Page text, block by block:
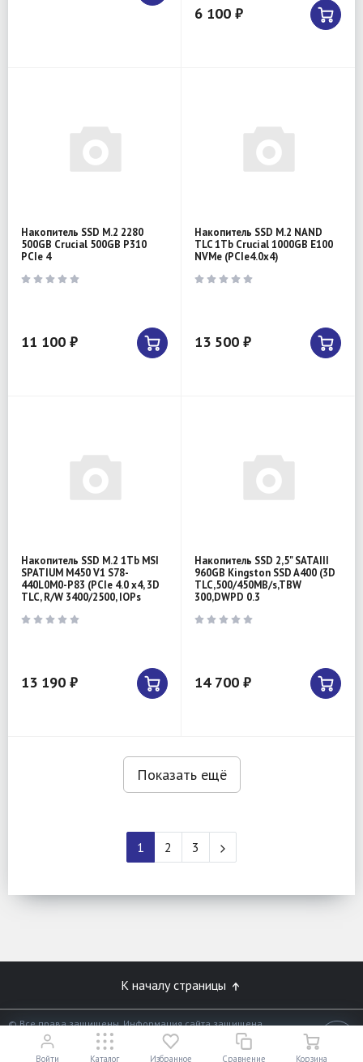
6 100 ₽
Накопитель SSD M.2 2280
500GB Crucial 500GB P310
PCIe 4
11 100 ₽
Накопитель SSD M.2 NAND
TLC 1Tb Crucial 1000GB E100
NVMe (PCIe4.0x4)
13 500 ₽
Накопитель SSD M.2 1Tb MSI
SPATIUM M450 V1 S78-
440L0M0-P83 (PCIe 4.0 x4, 3D
TLC, R/W 3400/2500, IOPs
13 190 ₽
Накопитель SSD 2,5" SATAIII
960GB Kingston SSD A400 (3D
TLC,500/450MB/s,TBW
300,DWPD 0.3
14 700 ₽
Показать ещё
1 2 3
К началу страницы
© Все права защищены. Информация сайта защищена
законом об авторских правах.
Разработано в
«АЛЬФА Системс»
Войти Каталог Избранное Сравнение Корзина